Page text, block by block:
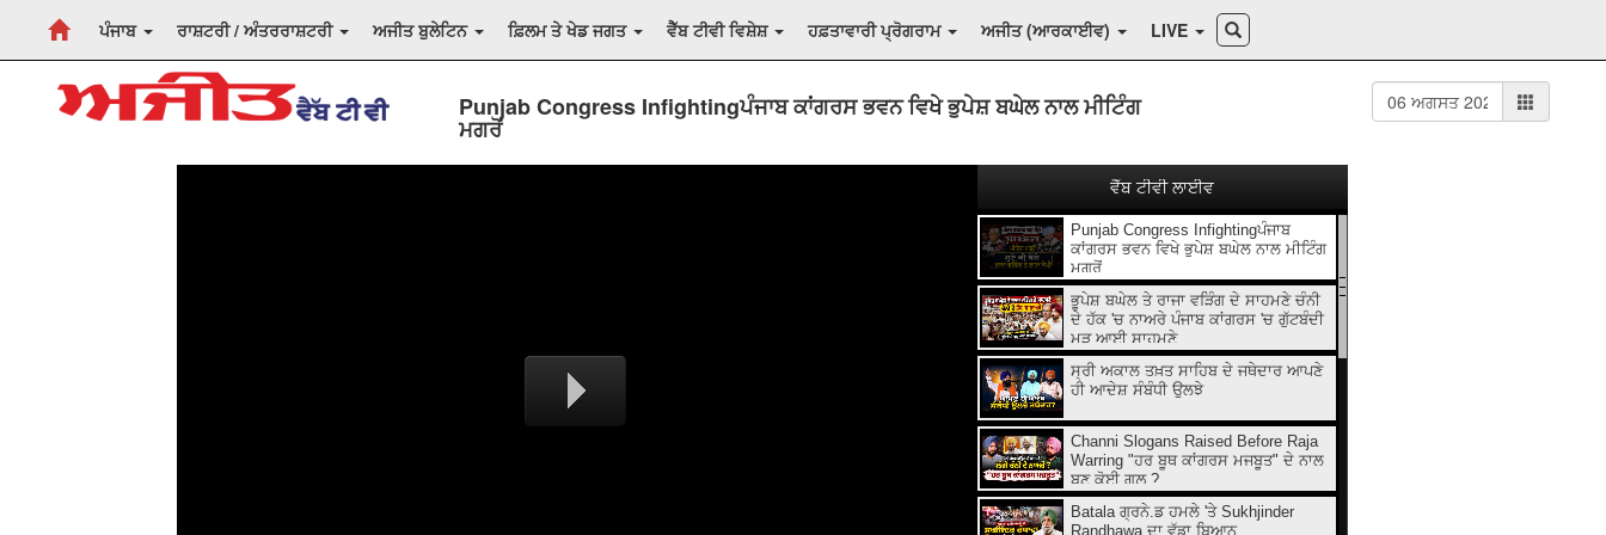
ਪੰਜਾਬ ਰਾਸ਼ਟਰੀ / ਅੰਤਰਰਾਸ਼ਟਰੀ ਅਜੀਤ ਬੁਲੇਟਿਨ ਫ਼ਿਲਮ ਤੇ ਖੇਡ ਜਗਤ ਵੈੱਬ ਟੀਵੀ ਵਿਸ਼ੇਸ਼ ਹਫ਼ਤਾਵਾਰੀ ਪ੍ਰੋਗਰਾਮ ਅਜੀਤ (ਆਰਕਾਈਵ) LIVE
Punjab Congress Infightingਪੰਜਾਬ ਕਾਂਗਰਸ ਭਵਨ ਵਿਖੇ ਭੁਪੇਸ਼ ਬਘੇਲ ਨਾਲ ਮੀਟਿੰਗ
ਮਗਰੋਂ
Punjab Congress Infightingਪੰਜਾਬ
ਕਾਂਗਰਸ ਭਵਨ ਵਿਖੇ ਭੁਪੇਸ਼ ਬਘੇਲ ਨਾਲ ਮੀਟਿੰਗ
ਮਗਰੋਂ
ਭੂਪੇਸ਼ ਬਘੇਲ ਤੇ ਰਾਜਾ ਵੜਿੰਗ ਦੇ ਸਾਹਮਣੇ ਚੰਨੀ
ਦੇ ਹੱਕ 'ਚ ਨਾਅਰੇ ਪੰਜਾਬ ਕਾਂਗਰਸ 'ਚ ਗੁੱਟਬੰਦੀ
ਮੁੜ ਆਈ ਸਾਹਮਣੇ
ਸ੍ਰੀ ਅਕਾਲ ਤਖ਼ਤ ਸਾਹਿਬ ਦੇ ਜਥੇਦਾਰ ਆਪਣੇ
ਹੀ ਆਦੇਸ਼ ਸੰਬੰਧੀ ਉਲਝੇ
Channi Slogans Raised Before Raja
Warring "ਹਰ ਬੂਥ ਕਾਂਗਰਸ ਮਜਬੂਤ" ਦੇ ਨਾਲ
ਬਣੂ ਕੋਈ ਗਲ਼ ?
Batala ਗ੍ਰਨੇ.ਡ ਹਮਲੇ 'ਤੇ Sukhjinder
Randhawa ਦਾ ਵੱਡਾ ਬਿਆਨ
ਵੈੱਬ ਟੀਵੀ ਲਾਈਵ